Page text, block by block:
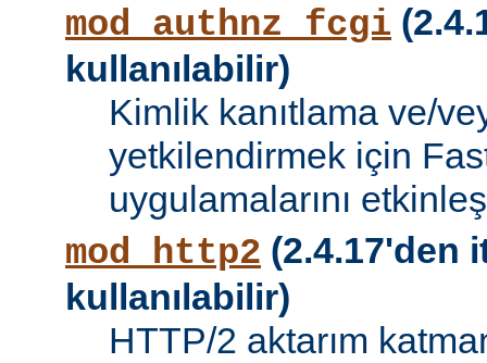
mod_authnz_fcgi
kullanılabilir)
Kimlik kanıtlama ve/
yetkilendirmek için
uygulamalarını
mod_http2 (2.4.17'den
kullanılabilir)
HTTP/2 aktarım